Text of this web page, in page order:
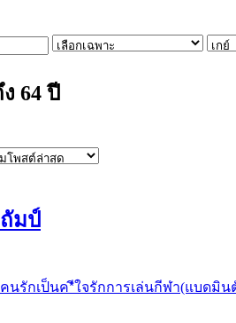
64 ปี
มป์
คนรักเป็นค*ีใจรักการเล่นกีฬา(แบด